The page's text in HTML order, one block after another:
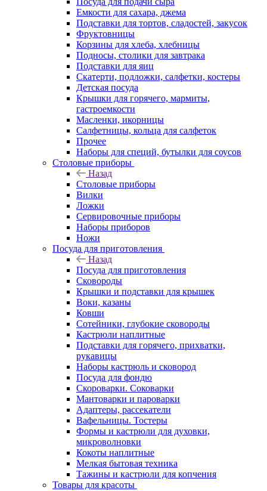
Емкости для сахара, джема
Подставки для тортов, сладостей, закусок
Фруктовницы
Корзины для хлеба, хлебницы
Подносы, столики для завтрака
Подставки для яиц
Скатерти, подложки, салфетки, костеры
Детская посуда
Крышки для горячего, мармиты,
гастроемкости
Масленки, икорницы
Салфетницы, кольца для салфеток
Прочее
Наборы для специй, бутылки для соусов
Столовые приборы
Назад
Столовые приборы
Вилки
Ложки
Сервировочные приборы
Наборы приборов
Ножи
Посуда для приготовления
Назад
Посуда для приготовления
Сковороды
Крышки и подставки для крышек
Воки, казаны
Ковши
Сотейники, глубокие сковороды
Кастрюли наплитные
Подставки для горячего, прихватки,
рукавицы
Наборы кастрюль и сковород
Посуда для фондю
Скороварки. Соковарки
Мантоварки и пароварки
Адаптеры, рассекатели
Вафельницы. Тостеры
Формы и кастрюли для духовки,
микроволновки
Кокоты наплитные
Мелкая бытовая техника
Тажины и кастрюли для копчения
Товары для красоты